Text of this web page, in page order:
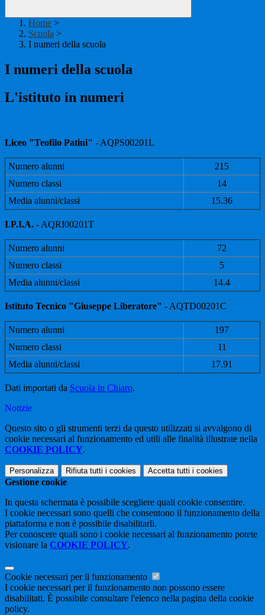
Home >
Scuola >
I numeri della scuola
I numeri della scuola
L'istituto in numeri
Liceo "Teofilo Patini" - AQPS00201L
Numero alunni
215
Numero classi
14
Media alunni/classi
15.36
I.P.I.A. - AQRI00201T
Numero alunni
72
Numero classi
5
Media alunni/classi
14.4
Istituto Tecnico "Giuseppe Liberatore" - AQTD00201C
Numero alunni
197
Numero classi
11
Media alunni/classi
17.91
Dati importati da Scuola in Chiaro.
Notizie
Questo sito o gli strumenti terzi da questo utilizzati si avvalgono di
cookie necessari al funzionamento ed utili alle finalità illustrate nella
COOKIE POLICY.
Personalizza Rifiuta tutti i cookies Accetta tutti i cookies
Gestione cookie
In questa schermata è possibile scegliere quali cookie consentire.
I cookie necessari sono quelli che consentono il funzionamento della
piattaforma e non è possibile disabilitarli.
Per conoscere quali sono i cookie necessari al funzionamento potete
visionare la COOKIE POLICY.
Cookie necessari per il funzionamento
I cookie necessari per il funzionamento non possono essere
disabilitati. È possibile consultare l'elenco nella pagina della cookie
policy.